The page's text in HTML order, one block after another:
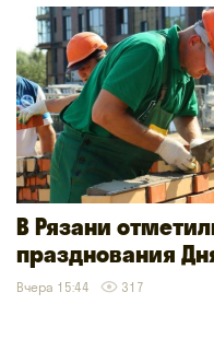
В Рязани
празднования
Вчера 15:44 317